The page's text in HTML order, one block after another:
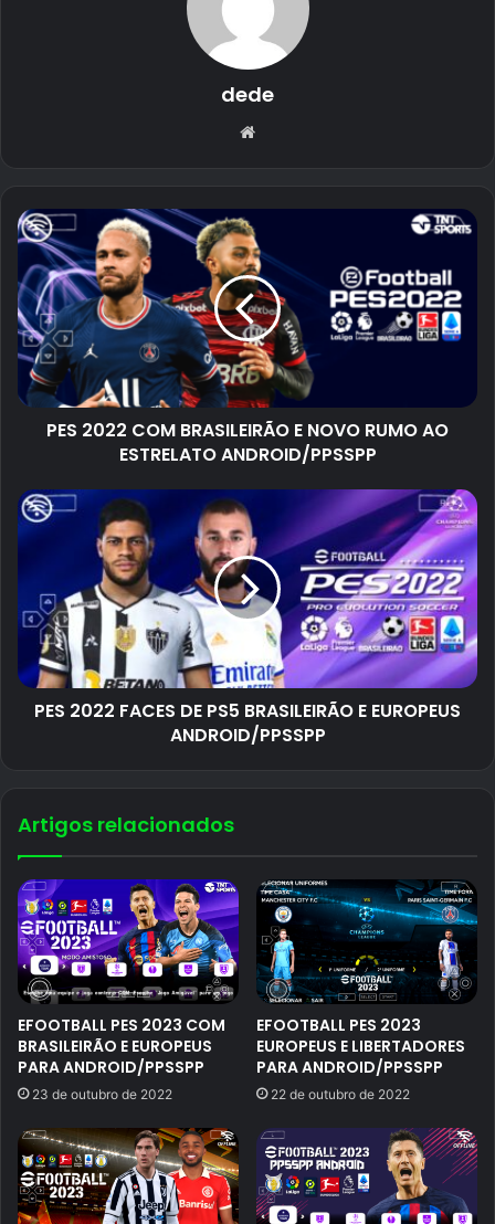
dede
Website
PES 2022 COM BRASILEIRÃO E NOVO RUMO AO
ESTRELATO ANDROID/PPSSPP
PES 2022 FACES DE PS5 BRASILEIRÃO E EUROPEUS
ANDROID/PPSSPP
Artigos relacionados
EFOOTBALL PES 2023 COM
BRASILEIRÃO E EUROPEUS
PARA ANDROID/PPSSPP
23 de outubro de 2022
EFOOTBALL PES 2023
EUROPEUS E LIBERTADORES
PARA ANDROID/PPSSPP
22 de outubro de 2022